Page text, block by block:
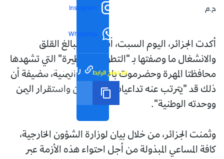
Instagram
WhatsApp
رابط مختصر تم نسخ الرابط
ح.م
أكدت الجزائر، اليوم السبت، أنها تتابع ببالغ القلق
والانشغال ما وصفتها بـ "التطورات الخطيرة" التي تشهدها
محافظتا المهرة وحضرموت بالجمهورية اليمنية، مضيفة أن
ذلك قد "يترتب عنه تداعيات تمس أمن واستقرار اليمن
ووحدته الوطنية".
وثمنت الجزائر، من خلال بيان لوزارة الشؤون الخارجية،
كافة المساعي المبذولة من أجل احتواء هذه الأزمة عبر